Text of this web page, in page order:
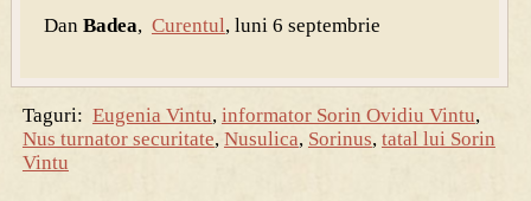
Dan Badea, Curentul, luni 6 septembrie
Taguri: Eugenia Vintu, informator Sorin Ovidiu Vintu,
Nus turnator securitate, Nusulica, Sorinus, tatal lui Sorin
Vintu